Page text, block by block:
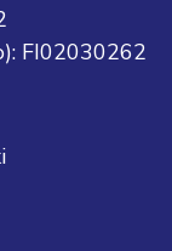
FI02030262